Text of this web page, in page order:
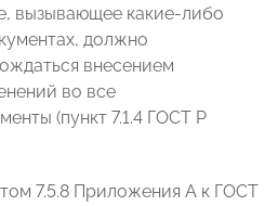
вызывающее какие-либо
должно
внесением
во все
(пункт 7.1.4 ГОСТ Р
7.5.8 Приложения А к ГОСТ